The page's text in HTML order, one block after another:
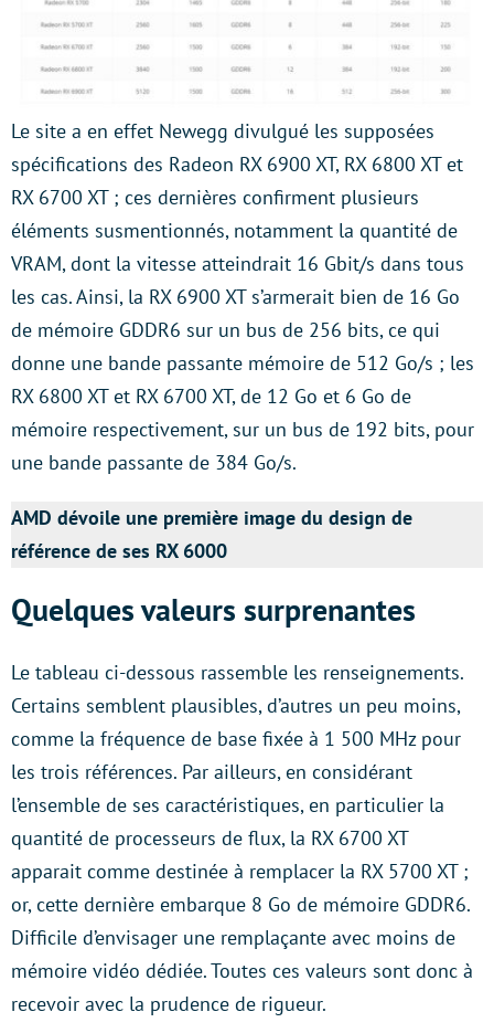
Le site a en effet Newegg divulgué les supposées
spécifications des Radeon RX 6900 XT, RX 6800 XT et
RX 6700 XT ; ces dernières confirment plusieurs
éléments susmentionnés, notamment la quantité de
VRAM, dont la vitesse atteindrait 16 Gbit/s dans tous
les cas. Ainsi, la RX 6900 XT s’armerait bien de 16 Go
de mémoire GDDR6 sur un bus de 256 bits, ce qui
donne une bande passante mémoire de 512 Go/s ; les
RX 6800 XT et RX 6700 XT, de 12 Go et 6 Go de
mémoire respectivement, sur un bus de 192 bits, pour
une bande passante de 384 Go/s.
AMD dévoile une première image du design de
référence de ses RX 6000
Quelques valeurs surprenantes
Le tableau ci-dessous rassemble les renseignements.
Certains semblent plausibles, d’autres un peu moins,
comme la fréquence de base fixée à 1 500 MHz pour
les trois références. Par ailleurs, en considérant
l’ensemble de ses caractéristiques, en particulier la
quantité de processeurs de flux, la RX 6700 XT
apparait comme destinée à remplacer la RX 5700 XT ;
or, cette dernière embarque 8 Go de mémoire GDDR6.
Difficile d’envisager une remplaçante avec moins de
mémoire vidéo dédiée. Toutes ces valeurs sont donc à
recevoir avec la prudence de rigueur.